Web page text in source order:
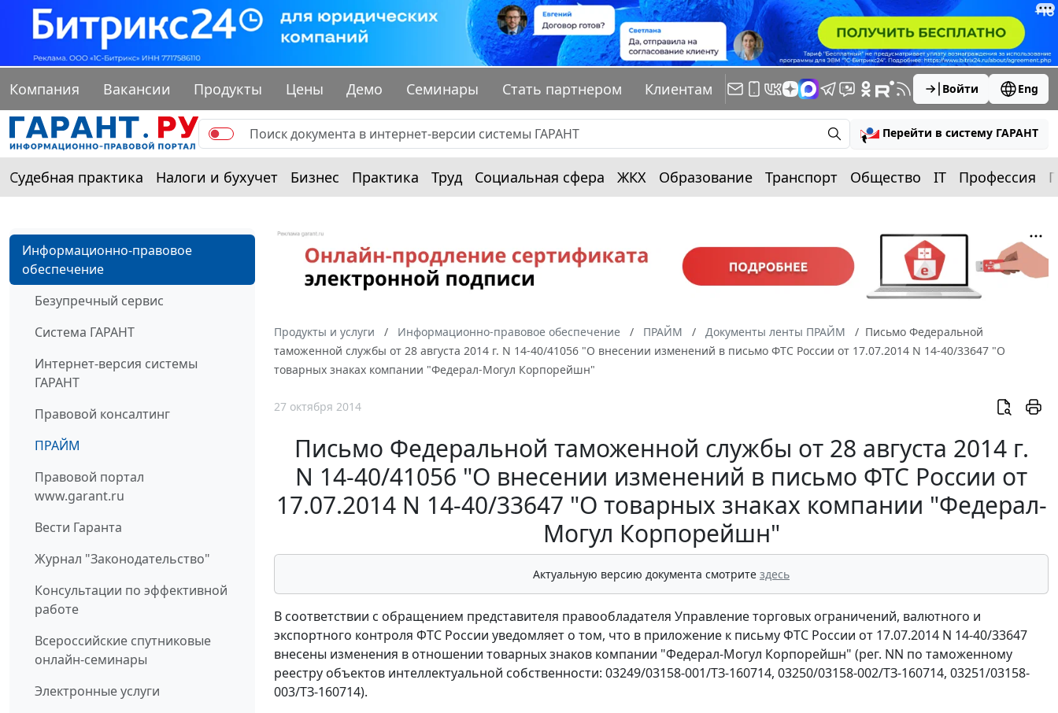
Компания Вакансии Продукты Цены Демо Семинары Стать партнером Клиентам Войти Eng
Перейти в систему ГАРАНТ
Судебная практика Налоги и бухучет Бизнес Практика Труд Социальная сфера ЖКХ Образование Транспорт Общество IT Профессия
Информационно-правовое
обеспечение
Безупречный сервис
Система ГАРАНТ
Интернет-версия системы
ГАРАНТ
Правовой консалтинг
ПРАЙМ
Правовой портал
www.garant.ru
Вести Гаранта
Журнал "Законодательство"
Консультации по эффективной
работе
Всероссийские спутниковые
онлайн-семинары
Электронные услуги
Продукты и услуги Информационно-правовое обеспечение ПРАЙМ Документы ленты ПРАЙМ
Письмо Федеральной
таможенной службы от 28 августа 2014 г. N 14-40/41056 "О внесении изменений в письмо ФТС России от 17.07.2014 N 14-40/33647 "О
товарных знаках компании "Федерал-Могул Корпорейшн"
27 октября 2014
Письмо Федеральной таможенной службы от 28 августа 2014 г.
N 14-40/41056 "О внесении изменений в письмо ФТС России от
17.07.2014 N 14-40/33647 "О товарных знаках компании "Федерал-
Могул Корпорейшн"
Актуальную версию документа смотрите здесь
В соответствии с обращением представителя правообладателя Управление торговых ограничений, валютного и
экспортного контроля ФТС России уведомляет о том, что в приложение к письму ФТС России от 17.07.2014 N 14-40/33647
внесены изменения в отношении товарных знаков компании "Федерал-Могул Корпорейшн" (рег. NN по таможенному
реестру объектов интеллектуальной собственности: 03249/03158-001/ТЗ-160714, 03250/03158-002/ТЗ-160714, 03251/03158-
003/ТЗ-160714).